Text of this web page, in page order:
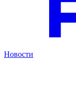
Новости